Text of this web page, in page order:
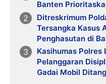
Banten
Ditreskrimum
Tersangka Kasus
Penghasutan di
Kasihumas Polres
Pelanggaran
Gadai Mobil